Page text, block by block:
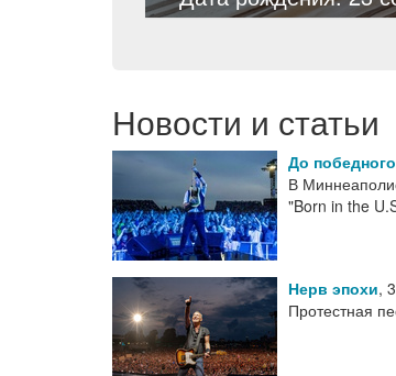
Новости и статьи
До
В
"Born in the
Нерв эпохи,
Протестная